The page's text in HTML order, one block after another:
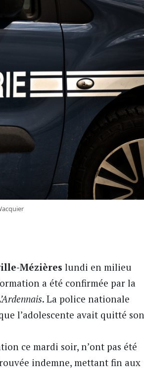
Mézières lundi en milieu
a été confirmée par la
. La police nationale
l’adolescente avait quitté son
ce mardi soir, n’ont pas été
indemne, mettant fin aux